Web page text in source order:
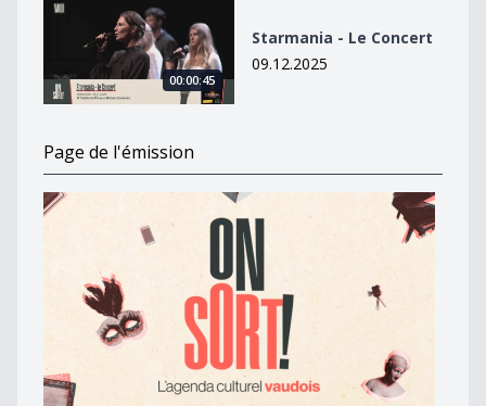
Starmania - Le Concert
00:00:45
Starmania - Le Concert
09.12.2025
Page de l'émission